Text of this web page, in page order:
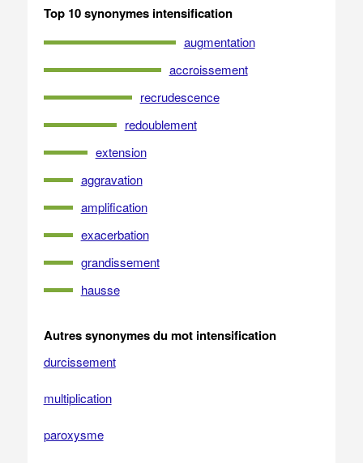
Top 10 synonymes intensification
augmentation
accroissement
recrudescence
redoublement
extension
aggravation
amplification
exacerbation
grandissement
hausse
Autres synonymes du mot intensification
durcissement
multiplication
paroxysme